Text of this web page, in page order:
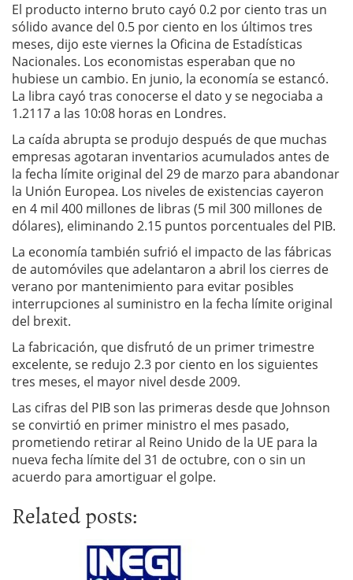
El producto interno bruto cayó 0.2 por ciento tras un
sólido avance del 0.5 por ciento en los últimos tres
meses, dijo este viernes la Oficina de Estadísticas
Nacionales. Los economistas esperaban que no
hubiese un cambio. En junio, la economía se estancó.
La libra cayó tras conocerse el dato y se negociaba a
1.2117 a las 10:08 horas en Londres.
La caída abrupta se produjo después de que muchas
empresas agotaran inventarios acumulados antes de
la fecha límite original del 29 de marzo para abandonar
la Unión Europea. Los niveles de existencias cayeron
en 4 mil 400 millones de libras (5 mil 300 millones de
dólares), eliminando 2.15 puntos porcentuales del PIB.
La economía también sufrió el impacto de las fábricas
de automóviles que adelantaron a abril los cierres de
verano por mantenimiento para evitar posibles
interrupciones al suministro en la fecha límite original
del brexit.
La fabricación, que disfrutó de un primer trimestre
excelente, se redujo 2.3 por ciento en los siguientes
tres meses, el mayor nivel desde 2009.
Las cifras del PIB son las primeras desde que Johnson
se convirtió en primer ministro el mes pasado,
prometiendo retirar al Reino Unido de la UE para la
nueva fecha límite del 31 de octubre, con o sin un
acuerdo para amortiguar el golpe.
Related posts: